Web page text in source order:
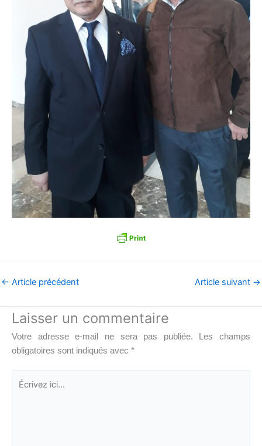
← Article précédent Article suivant →
Laisser un commentaire
Votre adresse e-mail ne sera pas publiée.
Les champs
obligatoires sont indiqués avec *
Écrivez
ici…